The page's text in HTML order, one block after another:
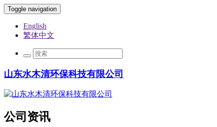
Toggle navigation
English
繁体中文
山东水木清环保科技有限公司
公司资讯